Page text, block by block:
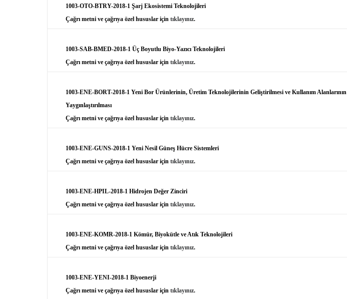
1003-OTO-BTRY-2018-1 Şarj Ekosistemi Teknolojileri
Çağrı metni ve çağrıya özel hususlar içintıklayınız.
1003-SAB-BMED-2018-1 Üç Boyutlu Biyo-Yazıcı Teknolojileri
Çağrı metni ve çağrıya özel hususlar içintıklayınız.
1003-ENE-BORT-2018-1 Yeni Bor Ürünlerinin, Üretim Teknolojilerinin Geliştirilmesi ve Kullanım Alanlarının
Yaygınlaştırılması
Çağrı metni ve çağrıya özel hususlar içintıklayınız.
1003-ENE-GUNS-2018-1 Yeni Nesil Güneş Hücre Sistemleri
Çağrı metni ve çağrıya özel hususlar içintıklayınız.
1003-ENE-HPIL-2018-1 Hidrojen Değer Zinciri
Çağrı metni ve çağrıya özel hususlar içintıklayınız.
1003-ENE-KOMR-2018-1 Kömür, Biyokütle ve Atık Teknolojileri
Çağrı metni ve çağrıya özel hususlar içintıklayınız.
1003-ENE-YENI-2018-1 Biyoenerji
Çağrı metni ve çağrıya özel hususlar içintıklayınız.